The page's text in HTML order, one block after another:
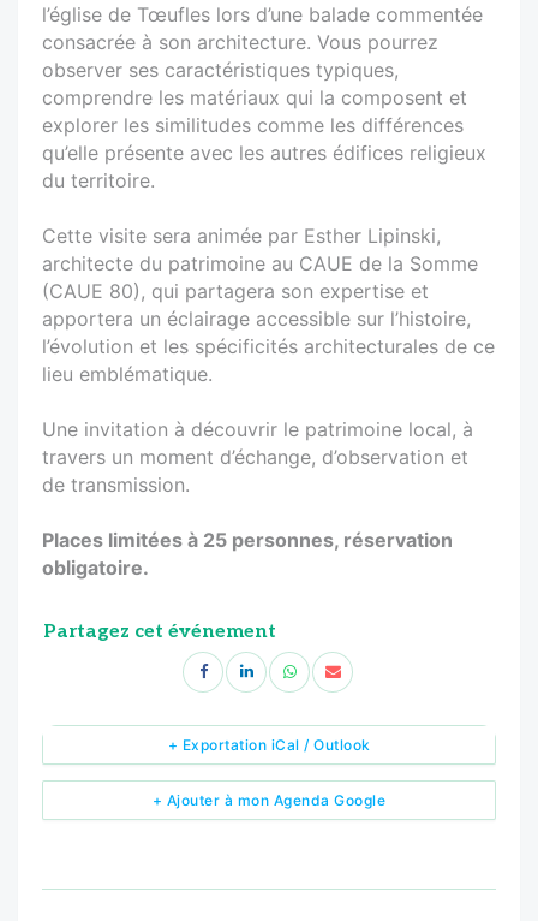
l’église de Tœufles lors d’une balade commentée
consacrée à son architecture. Vous pourrez
observer ses caractéristiques typiques,
comprendre les matériaux qui la composent et
explorer les similitudes comme les différences
qu’elle présente avec les autres édifices religieux
du territoire.
Cette visite sera animée par Esther Lipinski,
architecte du patrimoine au CAUE de la Somme
(CAUE 80), qui partagera son expertise et
apportera un éclairage accessible sur l’histoire,
l’évolution et les spécificités architecturales de ce
lieu emblématique.
Une invitation à découvrir le patrimoine local, à
travers un moment d’échange, d’observation et
de transmission.
Places limitées à 25 personnes, réservation
obligatoire.
Partagez cet événement
+ Ajouter à mon Agenda Google
+ Exportation iCal / Outlook